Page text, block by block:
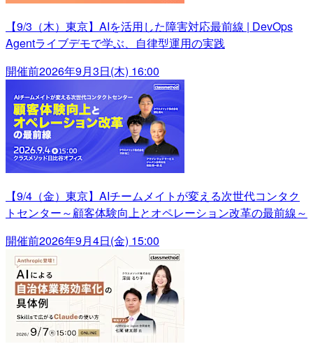
【9/3（木）東京】AIを活用した障害対応最前線 | DevOps
Agentライブデモで学ぶ、自律型運用の実践
開催前2026年9月3日(木) 16:00
【9/4（金）東京】AIチームメイトが変える次世代コンタク
トセンター～顧客体験向上とオペレーション改革の最前線～
開催前2026年9月4日(金) 15:00